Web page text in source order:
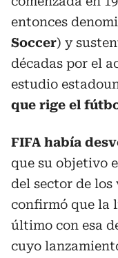
entonces
Soccer) y
décadas por el
estudio
que rige el
FIFA había
que su objetivo
del sector de los
confirmó que la
último con esa
cuyo